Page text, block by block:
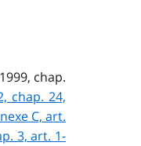
chap.
chap. 24,
C, art.
3, art. 1-